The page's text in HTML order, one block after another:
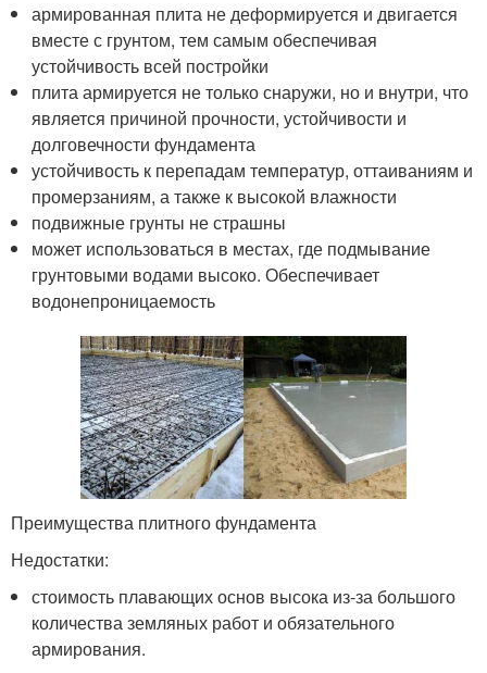
армированная плита не деформируется и двигается
вместе с грунтом, тем самым обеспечивая
устойчивость всей постройки
плита армируется не только снаружи, но и внутри, что
является причиной прочности, устойчивости и
долговечности фундамента
устойчивость к перепадам температур, оттаиваниям и
промерзаниям, а также к высокой влажности
подвижные грунты не страшны
может использоваться в местах, где подмывание
грунтовыми водами высоко. Обеспечивает
водонепроницаемость
Преимущества плитного фундамента
Недостатки:
стоимость плавающих основ высока из-за большого
количества земляных работ и обязательного
армирования.